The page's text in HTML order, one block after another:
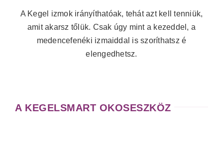
A Kegel izmok irányíthatóak, tehát azt kell tenniük,
amit akarsz tőlük. Csak úgy mint a kezeddel, a
medencefenéki izmaiddal is szoríthatsz é
elengedhetsz.
A KEGELSMART OKOSESZKÖZ